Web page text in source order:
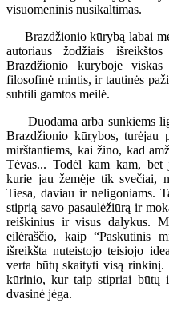
visuomeninis nusikaltimas.
Brazdžionio kūrybą labai
autoriaus žodžiais
Brazdžionio kūryboje
filosofinė mintis, ir tautinės
subtili gamtos meilė.
Duodama arba sunkiems
Brazdžionio kūrybos, turėjau
mirštantiems, kai žino, kad
Tėvas... Todėl kam kam, bet
kurie jau žemėje tik svečiai,
Tiesa, daviau ir neligoniams.
stiprią savo pasaulėžiūrą ir
reiškinius ir visus dalykus.
eilėraščio, kaip “Paskutinis
išreikšta nuteistojo teisiojo
verta būtų skaityti visą
kūrinio, kur taip stipriai būtų
dvasinė jėga.